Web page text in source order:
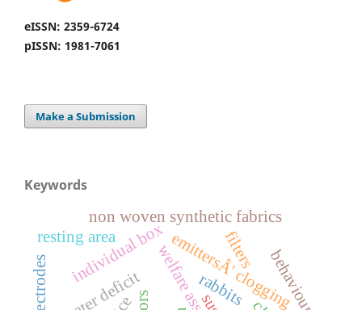
eISSN: 2359-6724
pISSN: 1981-7061
Make a Submission
Keywords
water deficit
individual boxemittersÂ' clogging
non woven synthetic fabrics
filters behaviour
resting area
s rabbits